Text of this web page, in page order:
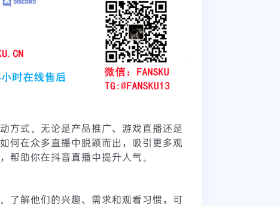
方式。无论是产品推广、游戏直播还是
何在众多直播中脱颖而出，吸引更多观
帮助你在抖音直播中提升人气。
了解他们的兴趣、需求和观看习惯，可